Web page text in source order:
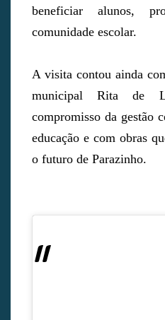
beneficiar alunos,
comunidade escolar.
A visita contou ainda
municipal Rita de
compromisso da gestão
educação e com obras
o futuro de Parazinho.